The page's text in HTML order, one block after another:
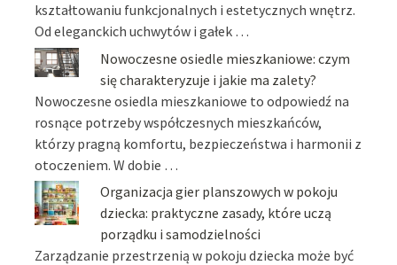
kształtowaniu funkcjonalnych i estetycznych wnętrz.
Od eleganckich uchwytów i gałek …
Nowoczesne osiedle mieszkaniowe: czym
się charakteryzuje i jakie ma zalety?
Nowoczesne osiedla mieszkaniowe to odpowiedź na
rosnące potrzeby współczesnych mieszkańców,
którzy pragną komfortu, bezpieczeństwa i harmonii z
otoczeniem. W dobie …
Organizacja gier planszowych w pokoju
dziecka: praktyczne zasady, które uczą
porządku i samodzielności
Zarządzanie przestrzenią w pokoju dziecka może być